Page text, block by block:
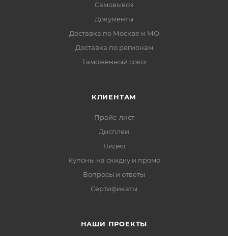
Самовывоз
Документы
Доставка по Москве и МО
Доставка по регионам
Таможенный союз
КЛИЕНТАМ
Прайс-лист
Дисплеи
Видео
Купоны на скидку и промо
Вопросы и ответы
Сертификаты
НАШИ ПРОЕКТЫ